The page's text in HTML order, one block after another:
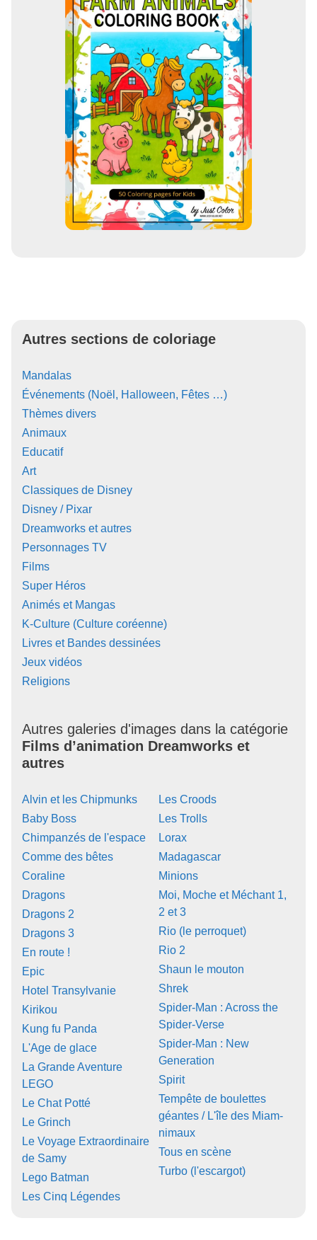
Autres sections de coloriage
Mandalas
Événements (Noël, Halloween, Fêtes …)
Thèmes divers
Animaux
Educatif
Art
Classiques de Disney
Disney / Pixar
Dreamworks et autres
Personnages TV
Films
Super Héros
Animés et Mangas
K-Culture (Culture coréenne)
Livres et Bandes dessinées
Jeux vidéos
Religions
Autres galeries d'images dans la catégorie
Films d’animation Dreamworks et
autres
Alvin et les Chipmunks
Baby Boss
Chimpanzés de l'espace
Comme des bêtes
Coraline
Dragons
Dragons 2
Dragons 3
En route !
Epic
Hotel Transylvanie
Kirikou
Kung fu Panda
L'Age de glace
La Grande Aventure
LEGO
Le Chat Potté
Le Grinch
Le Voyage Extraordinaire
de Samy
Lego Batman
Les Cinq Légendes
Les Croods
Les Trolls
Lorax
Madagascar
Minions
Moi, Moche et Méchant 1,
2 et 3
Rio (le perroquet)
Rio 2
Shaun le mouton
Shrek
Spider-Man : Across the
Spider-Verse
Spider-Man : New
Generation
Spirit
Tempête de boulettes
géantes / L'île des Miam-
nimaux
Tous en scène
Turbo (l'escargot)